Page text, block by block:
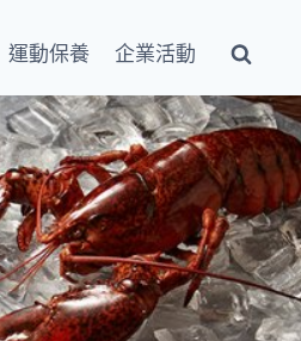
運動保養 企業活動